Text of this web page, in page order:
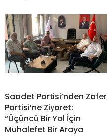
Saadet Partisi’nden Zafer
Partisi’ne Ziyaret:
“Üçüncü Bir Yol İçin
Muhalefet Bir Araya